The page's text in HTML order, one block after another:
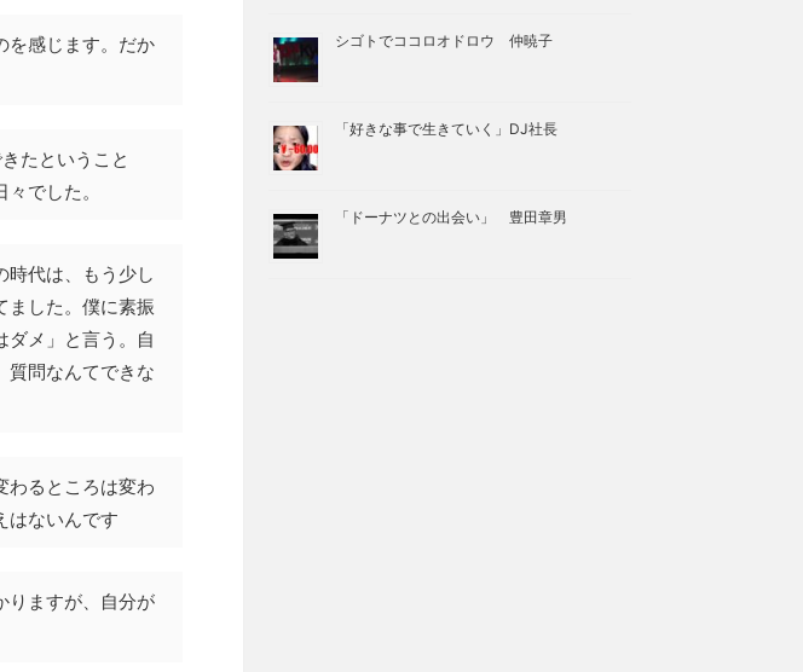
を感じます。だか
たということ
でした。
時代は、もう少し
ました。僕に素振
ダメ」と言う。自
質問なんてできな
わるところは変わ
はないんです
りますが、自分が
シゴトでココロオドロウ 仲暁子
「好きな事で生きていく」DJ社長
「ドーナツとの出会い」 豊田章男